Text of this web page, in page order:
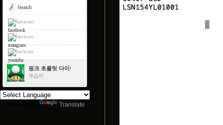
brunch
facebook
instagram
youtube
핑크 초콜릿 다이아몬드
루습히
Translate